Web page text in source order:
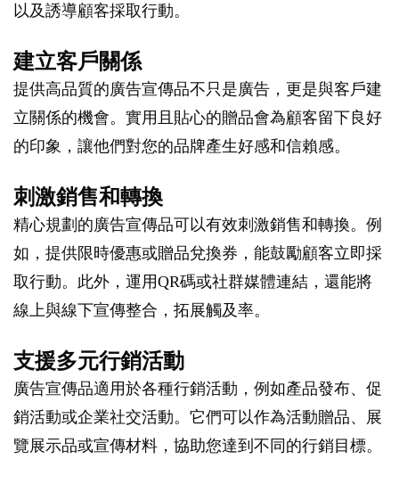
以及誘導顧客採取行動。
建立客戶關係
提供高品質的廣告宣傳品不只是廣告，更是與客戶建
立關係的機會。實用且貼心的贈品會為顧客留下良好
的印象，讓他們對您的品牌產生好感和信賴感。
刺激銷售和轉換
精心規劃的廣告宣傳品可以有效刺激銷售和轉換。例
如，提供限時優惠或贈品兌換券，能鼓勵顧客立即採
取行動。此外，運用QR碼或社群媒體連結，還能將
線上與線下宣傳整合，拓展觸及率。
支援多元行銷活動
廣告宣傳品適用於各種行銷活動，例如產品發布、促
銷活動或企業社交活動。它們可以作為活動贈品、展
覽展示品或宣傳材料，協助您達到不同的行銷目標。